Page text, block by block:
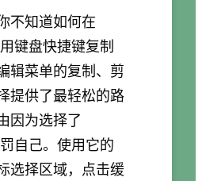
不知道如何在
键盘快捷键复制
辑菜单的复制、剪
提供了最轻松的路
因为选择了
自己。使用它的
选择区域，点击缓